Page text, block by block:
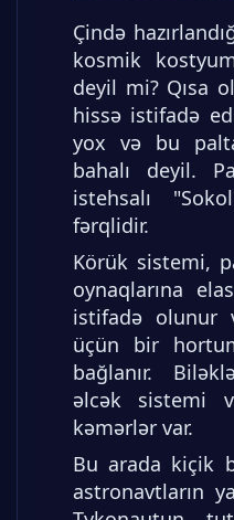
Çində
kosmik
deyil mi? Qısa
hissə istifadə
yox və bu
bahalı deyil.
istehsalı
fərqlidir.
Körük sistemi,
oynaqlarına
istifadə olunur
üçün bir
bağlanır.
əlcək sistemi
kəmərlər var.
Bu arada kiçik
astronavtların